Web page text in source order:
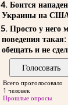
4. Боится
Украины на
5. Просто у него
поведения такая:
обещать и не
Всего проголосовало
1 человек
Прошлые опросы